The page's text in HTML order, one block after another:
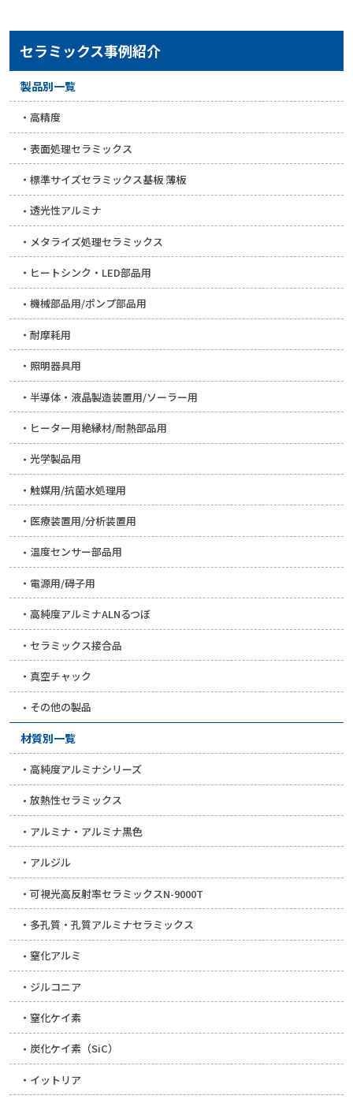
セラミックス事例紹介
製品別一覧
高精度
表面処理セラミックス
標準サイズセラミックス基板 薄板
透光性アルミナ
メタライズ処理セラミックス
ヒートシンク・LED部品用
機械部品用/ポンプ部品用
耐摩耗用
照明器具用
半導体・液晶製造装置用/ソーラー用
ヒーター用絶縁材/耐熱部品用
光学製品用
触媒用/抗菌水処理用
医療装置用/分析装置用
温度センサー部品用
電源用/碍子用
高純度アルミナALNるつぼ
セラミックス接合品
真空チャック
その他の製品
材質別一覧
高純度アルミナシリーズ
放熱性セラミックス
アルミナ・アルミナ黒色
アルジル
可視光高反射率セラミックスN-9000T
多孔質・孔質アルミナセラミックス
窒化アルミ
ジルコニア
窒化ケイ素
炭化ケイ素（SiC）
イットリア